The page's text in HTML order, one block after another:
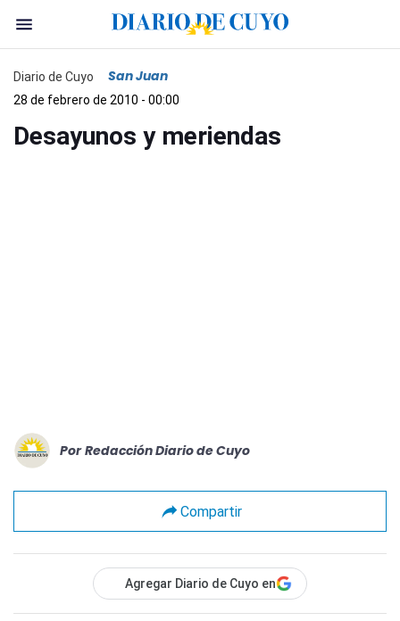
Diario de Cuyo San Juan
28 de febrero de 2010 - 00:00
Desayunos y meriendas
Por Redacción Diario de Cuyo
Compartir
Agregar Diario de Cuyo en